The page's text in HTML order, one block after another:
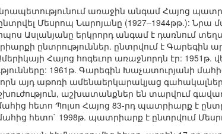
առաջին անգամ Հայոց
Մեսրոպ Նարոյանը (1927–1944թթ.):
Ասլանյանը երկրորդ անգամ է դառնում
ընտրություններ. ընտրվում է
Հայոց հոգեւոր առաջնորդն էր:
1961թ. Գարեգին Խաչատուրյանի
այդ աթոռի ամենաերկարակյաց
աշխատանքներ են տարվում
հետո Պոլսո Հայոց 83-րդ պատրիարք է
հետո` 1998թ. պատրիարք է ընտրվում